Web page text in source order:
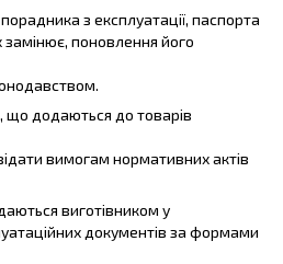
з експлуатації, паспорта
замінює, поновлення його
що додаються до товарів
вимогам нормативних актів
виготівником у
документів за формами